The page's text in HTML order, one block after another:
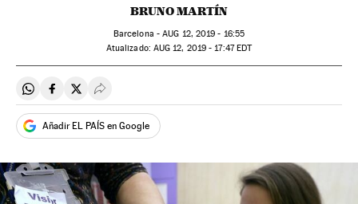
BRUNO MARTÍN
Barcelona -AUG 12, 2019 - 16:55
atualizado: AUG 12, 2019 - 17:47EDT
Compartir en Whatsapp
Compartir en Facebook
Compartir en Twitter
Desplegar Redes Sociales
Añadir EL PAÍS en Google